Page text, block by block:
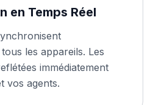
en Temps Réel
les appareils. Les
immédiatement
vos agents.